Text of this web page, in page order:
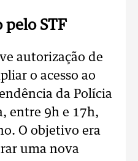
pelo STF
autorização de
o acesso ao
da Polícia
entre 9h e 17h,
O objetivo era
uma nova